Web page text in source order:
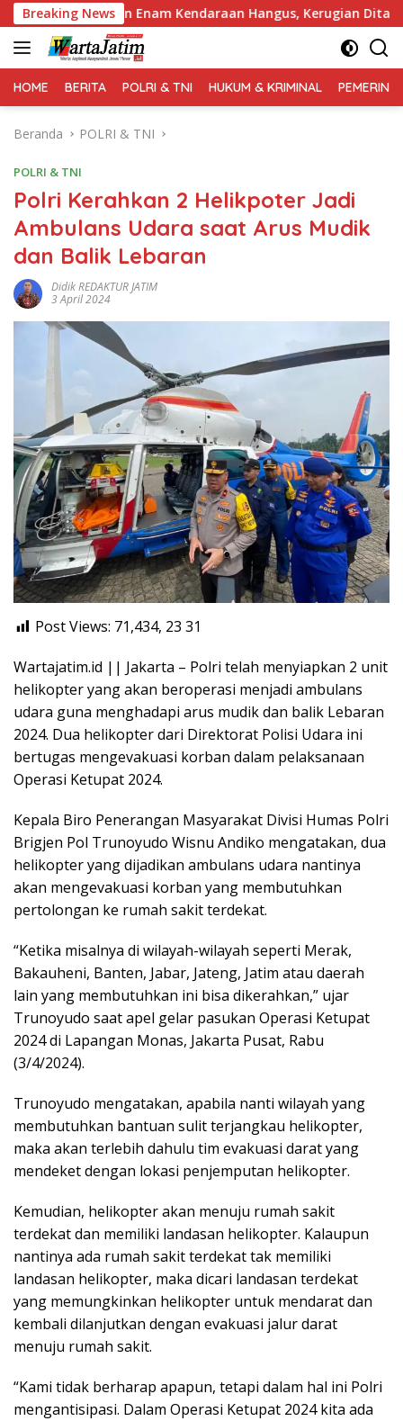
Langsung
ke
konten
Breaking News
Enam Kendaraan Hangus, Kerugian Ditaksir Capai Rp1
HOME BERITA POLRI & TNI HUKUM & KRIMINAL
Beranda POLRI & TNI
POLRI & TNI
Polri Kerahkan 2 Helikpoter Jadi
Ambulans Udara saat Arus Mudik
dan Balik Lebaran
Didik REDAKTUR JATIM
3 April 2024
Post Views: 71,434, 23 31
Wartajatim.id || Jakarta – Polri telah menyiapkan 2 unit
helikopter yang akan beroperasi menjadi ambulans
udara guna menghadapi arus mudik dan balik Lebaran
2024. Dua helikopter dari Direktorat Polisi Udara ini
bertugas mengevakuasi korban dalam pelaksanaan
Operasi Ketupat 2024.
Kepala Biro Penerangan Masyarakat Divisi Humas Polri
Brigjen Pol Trunoyudo Wisnu Andiko mengatakan, dua
helikopter yang dijadikan ambulans udara nantinya
akan mengevakuasi korban yang membutuhkan
pertolongan ke rumah sakit terdekat.
“Ketika misalnya di wilayah-wilayah seperti Merak,
Bakauheni, Banten, Jabar, Jateng, Jatim atau daerah
lain yang membutuhkan ini bisa dikerahkan,” ujar
Trunoyudo saat apel gelar pasukan Operasi Ketupat
2024 di Lapangan Monas, Jakarta Pusat, Rabu
(3/4/2024).
Trunoyudo mengatakan, apabila nanti wilayah yang
membutuhkan bantuan sulit terjangkau helikopter,
maka akan terlebih dahulu tim evakuasi darat yang
mendeket dengan lokasi penjemputan helikopter.
Kemudian, helikopter akan menuju rumah sakit
terdekat dan memiliki landasan helikopter. Kalaupun
nantinya ada rumah sakit terdekat tak memiliki
landasan helikopter, maka dicari landasan terdekat
yang memungkinkan helikopter untuk mendarat dan
kembali dilanjutkan dengan evakuasi jalur darat
menuju rumah sakit.
“Kami tidak berharap apapun, tetapi dalam hal ini Polri
mengantisipasi. Dalam Operasi Ketupat 2024 kita ada